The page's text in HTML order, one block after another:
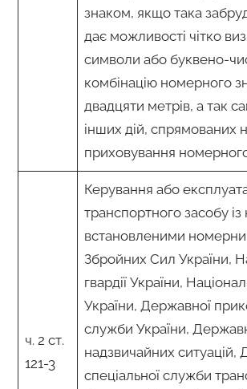
знаком, якщо така
дає можливості чітко
символи або буквено-
комбінацію номерного
двадцяти метрів, а так
інших дій, спрямованих
приховування
ч. 2 ст.
121-3
Керування або
транспортного засобу
встановленими
Збройних Сил України,
гвардії України,
України, Державної
служби України,
надзвичайних ситуацій,
спеціальної служби